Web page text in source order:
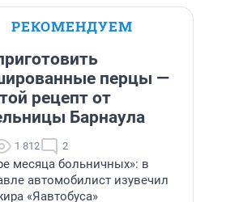
РЕКОМЕНДУЕМ
перцы —
рецепт от
Барнаула
1 812 2
месяца больничных»: в
автомобилист изувечил
«Яавтобуса»